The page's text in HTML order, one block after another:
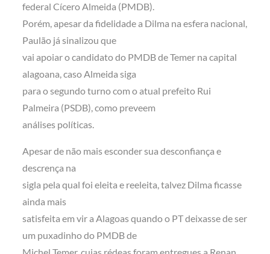
federal Cícero Almeida (PMDB).
Porém, apesar da fidelidade a Dilma na esfera nacional,
Paulão já sinalizou que
vai apoiar o candidato do PMDB de Temer na capital
alagoana, caso Almeida siga
para o segundo turno com o atual prefeito Rui
Palmeira (PSDB), como preveem
análises políticas.
Apesar de não mais esconder sua desconfiança e
descrença na
sigla pela qual foi eleita e reeleita, talvez Dilma ficasse
ainda mais
satisfeita em vir a Alagoas quando o PT deixasse de ser
um puxadinho do PMDB de